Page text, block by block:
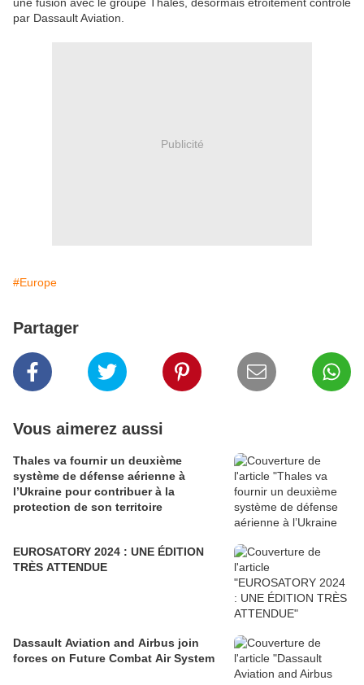
par Dassault Aviation.
Publicité
#Europe
Partager
Vous aimerez aussi
Thales va fournir un deuxième
système de défense aérienne à
l’Ukraine pour contribuer à la
protection de son territoire
EUROSATORY 2024 : UNE ÉDITION
TRÈS ATTENDUE
Dassault Aviation and Airbus join
forces on Future Combat Air System